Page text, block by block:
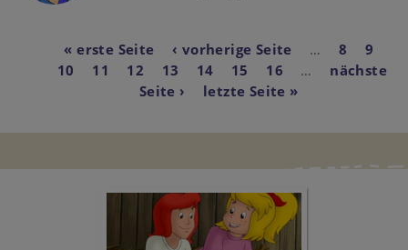
First
page
« erste Seite
Vorherige
Seite
‹ vorherige Seite … Page
8 Page
9
10
Page
11
Aktuelle
Seite
12 Page
13 Page
14 Page
15 Page
16 …
Nächste
nächste
Seite ›
Last
letzte Seite »